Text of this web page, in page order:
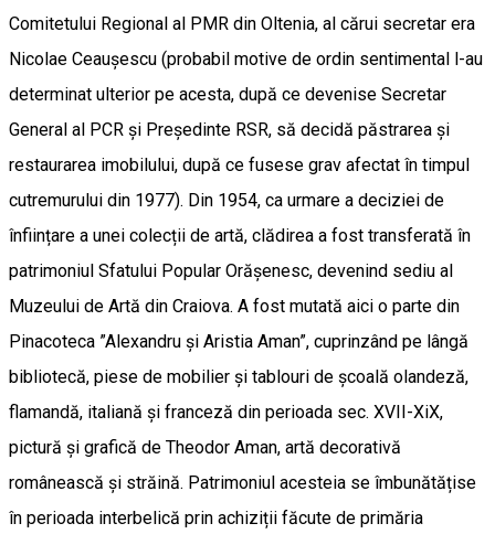
Comitetului Regional al PMR din Oltenia, al cărui secretar era
Nicolae Ceaușescu (probabil motive de ordin sentimental l-au
determinat ulterior pe acesta, după ce devenise Secretar
General al PCR și Președinte RSR, să decidă păstrarea și
restaurarea imobilului, după ce fusese grav afectat în timpul
cutremurului din 1977). Din 1954, ca urmare a deciziei de
înființare a unei colecții de artă, clădirea a fost transferată în
patrimoniul Sfatului Popular Orășenesc, devenind sediu al
Muzeului de Artă din Craiova. A fost mutată aici o parte din
Pinacoteca ”Alexandru și Aristia Aman”, cuprinzând pe lângă
bibliotecă, piese de mobilier și tablouri de școală olandeză,
flamandă, italiană și franceză din perioada sec. XVII-XiX,
pictură și grafică de Theodor Aman, artă decorativă
românească și străină. Patrimoniul acesteia se îmbunătățise
în perioada interbelică prin achiziții făcute de primăria